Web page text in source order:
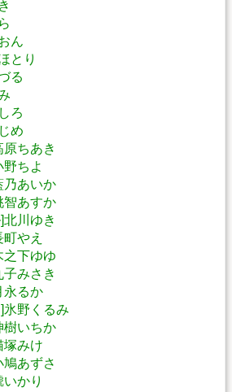
ん
とり
る
ろ
め
原ちあき
野ちよ
乃あいか
智あすか
北川ゆき
やえ
之下ゆゆ
子みさき
永るか
氷野くるみ
樹いちか
塚みけ
鳩あずさ
かり